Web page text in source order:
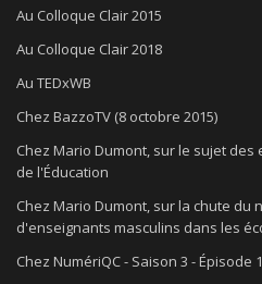
Au Colloque Clair 2015
Au Colloque Clair 2018
Au TEDxWB
Chez BazzoTV (8 octobre 2015)
Chez Mario Dumont, sur le sujet
de l'Éducation
Chez Mario Dumont, sur la chute du
d'enseignants masculins dans les
Chez NumériQC - Saison 3 - Épisode